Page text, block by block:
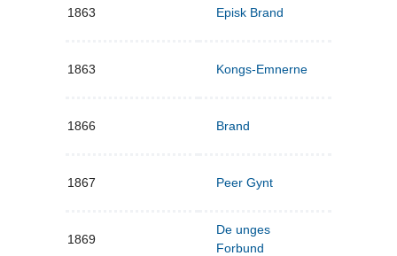
1863 Episk Brand
1863 Kongs-Emnerne
1866 Brand
1867 Peer Gynt
1869
De unges
Forbund